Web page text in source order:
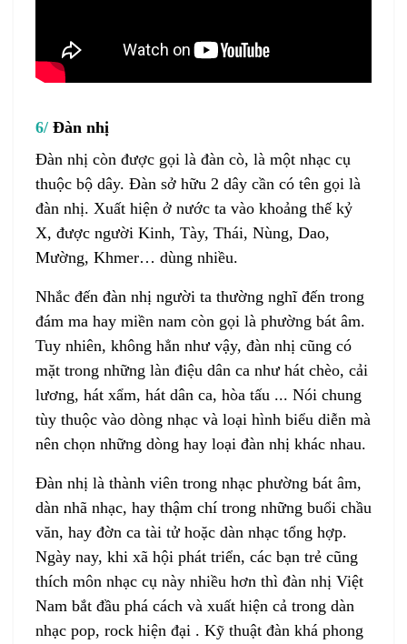
6/ Đàn nhị
Đàn nhị còn được gọi là đàn cò, là một nhạc cụ
thuộc bộ dây. Đàn sở hữu 2 dây cần có tên gọi là
đàn nhị. Xuất hiện ở nước ta vào khoảng thế kỷ
X, được người Kinh, Tày, Thái, Nùng, Dao,
Mường, Khmer… dùng nhiều.
Nhắc đến đàn nhị người ta thường nghĩ đến trong
đám ma hay miền nam còn gọi là phường bát âm.
Tuy nhiên, không hẳn như vậy, đàn nhị cũng có
mặt trong những làn điệu dân ca như hát chèo, cải
lương, hát xẩm, hát dân ca, hòa tấu ... Nói chung
tùy thuộc vào dòng nhạc và loại hình biểu diễn mà
nên chọn những dòng hay loại đàn nhị khác nhau.
Đàn nhị là thành viên trong nhạc phường bát âm,
dàn nhã nhạc, hay thậm chí trong những buổi chầu
văn, hay đờn ca tài tử hoặc dàn nhạc tổng hợp.
Ngày nay, khi xã hội phát triển, các bạn trẻ cũng
thích môn nhạc cụ này nhiều hơn thì đàn nhị Việt
Nam bắt đầu phá cách và xuất hiện cả trong dàn
nhạc pop, rock hiện đại . Kỹ thuật đàn khá phong